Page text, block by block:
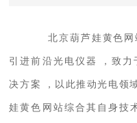
北京葫芦娃黄色网
引进前沿光电仪器，致
决方案，以此推动光电领域
娃黄色网站综合其自身技术